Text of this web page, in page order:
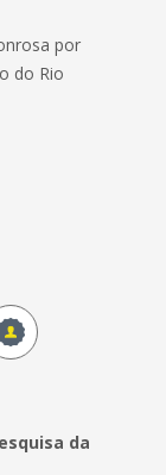
por
do Rio
da